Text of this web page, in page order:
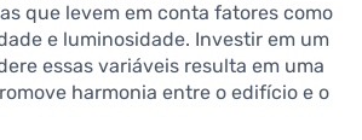
que levem em conta fatores como
e luminosidade. Investir em um
essas variáveis resulta em uma
harmonia entre o edifício e o